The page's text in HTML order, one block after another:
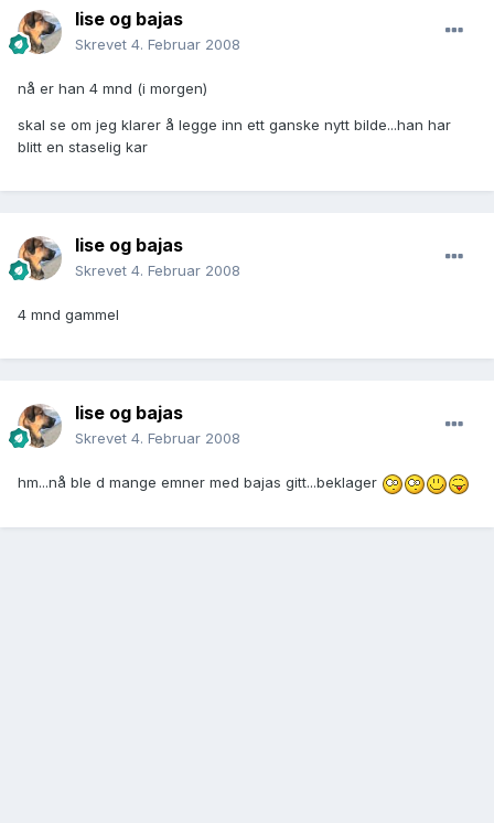
lise og bajas
Skrevet 4. Februar 2008
nå er han 4 mnd (i morgen)
skal se om jeg klarer å legge inn ett ganske nytt bilde...han har
blitt en staselig kar
lise og bajas
Skrevet 4. Februar 2008
4 mnd gammel
lise og bajas
Skrevet 4. Februar 2008
hm...nå ble d mange emner med bajas gitt...beklager